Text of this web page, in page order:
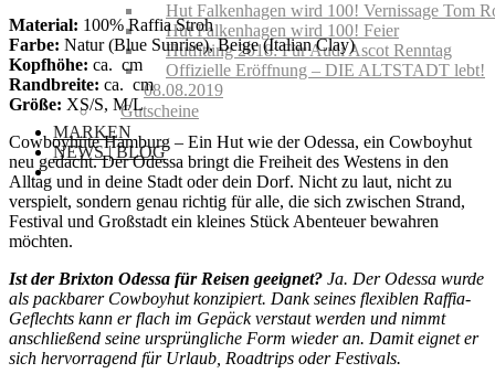
Hut Falkenhagen wird 100! Vernissage Tom
Hut Falkenhagen wird 100! Feier
Hutfitting 2018: Für Audi Ascot Renntag
Offizielle Eröffnung – DIE ALTSTADT lebt!
08.08.2019
Gutscheine
MARKEN
NEWS | BLOG
Material: 100% Raffia Stroh
Farbe: Natur (Blue Sunrise), Beige (Italian Clay)
Kopfhöhe: ca. cm
Randbreite: ca. cm
Größe: XS/S, M/L
Cowboyhüte Hamburg – Ein Hut wie der Odessa, ein Cowboyhut
neu gedacht. Der Odessa bringt die Freiheit des Westens in den
Alltag und in deine Stadt oder dein Dorf. Nicht zu laut, nicht zu
verspielt, sondern genau richtig für alle, die sich zwischen Strand,
Festival und Großstadt ein kleines Stück Abenteuer bewahren
möchten.
Ist der Brixton Odessa für Reisen geeignet? Ja. Der Odessa wurde
als packbarer Cowboyhut konzipiert. Dank seines flexiblen Raffia-
Geflechts kann er flach im Gepäck verstaut werden und nimmt
anschließend seine ursprüngliche Form wieder an. Damit eignet er
sich hervorragend für Urlaub, Roadtrips oder Festivals.